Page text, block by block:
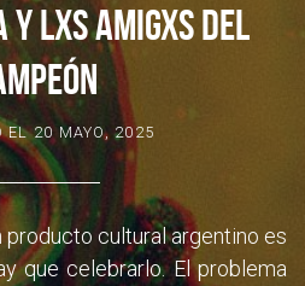
Y LXS AMIGXS DEL
EL20 MAYO, 2025
producto cultural argentino es
que celebrarlo. El problema